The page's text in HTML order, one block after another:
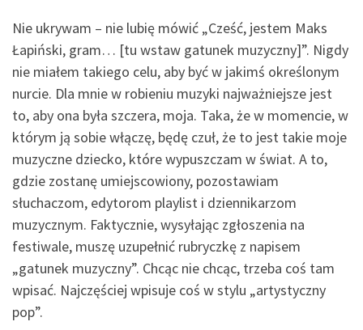
Nie ukrywam – nie lubię mówić „Cześć, jestem Maks
Łapiński, gram… [tu wstaw gatunek muzyczny]”. Nigdy
nie miałem takiego celu, aby być w jakimś określonym
nurcie. Dla mnie w robieniu muzyki najważniejsze jest
to, aby ona była szczera, moja. Taka, że w momencie, w
którym ją sobie włączę, będę czuł, że to jest takie moje
muzyczne dziecko, które wypuszczam w świat. A to,
gdzie zostanę umiejscowiony, pozostawiam
słuchaczom, edytorom playlist i dziennikarzom
muzycznym. Faktycznie, wysyłając zgłoszenia na
festiwale, muszę uzupełnić rubryczkę z napisem
„gatunek muzyczny”. Chcąc nie chcąc, trzeba coś tam
wpisać. Najczęściej wpisuje coś w stylu „artystyczny
pop”.